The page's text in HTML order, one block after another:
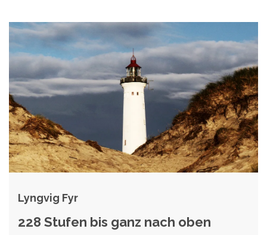
Lyngvig Fyr
228 Stufen bis ganz nach oben